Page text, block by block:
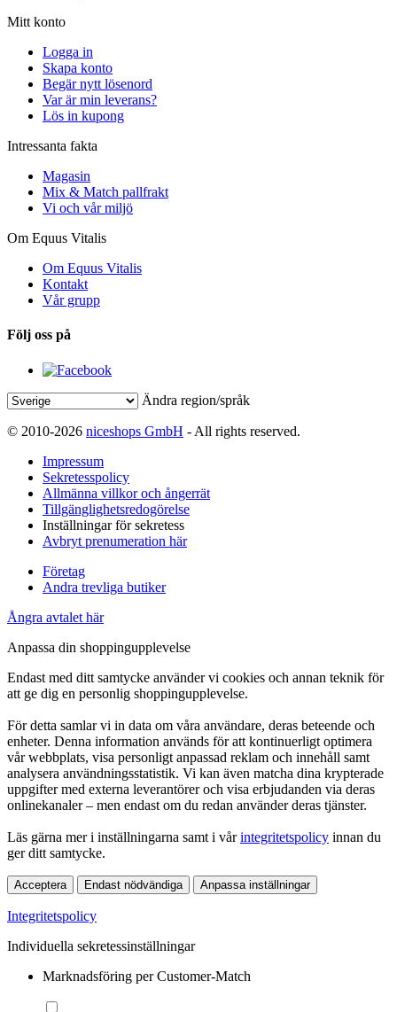
Mitt konto
Logga in
Skapa konto
Begär nytt lösenord
Var är min leverans?
Lös in kupong
Intressanta fakta
Magasin
Mix & Match pallfrakt
Vi och vår miljö
Om Equus Vitalis
Om Equus Vitalis
Kontakt
Vår grupp
Följ oss på
Ändra region/språk
© 2010-2026 niceshops GmbH - All rights reserved.
Impressum
Sekretesspolicy
Allmänna villkor och ångerrät
Tillgänglighetsredogörelse
Inställningar för sekretess
Avbryt prenumeration här
Företag
Andra trevliga butiker
Ångra avtalet här
Anpassa din shoppingupplevelse
Endast med ditt samtycke använder vi cookies och annan teknik för
att ge dig en personlig shoppingupplevelse.
För detta samlar vi in data om våra användare, deras beteende och
enheter. Denna information används för att kontinuerligt optimera
vår webbplats, visa personligt anpassad reklam och innehåll samt
analysera användningsstatistik. Vi kan även matcha dina krypterade
uppgifter med externa leverantörer och visa erbjudanden via deras
onlinekanaler – men endast om du redan använder deras tjänster.
Läs gärna mer i inställningarna samt i vårintegritetspolicy innan du
ger ditt samtycke.
Acceptera Endast nödvändiga Anpassa inställningar
Integritetspolicy
Individuella sekretessinställningar
Marknadsföring per Customer-Match